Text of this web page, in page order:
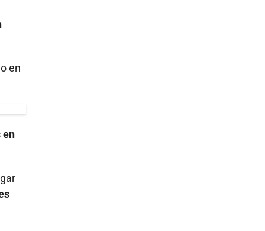
en
en